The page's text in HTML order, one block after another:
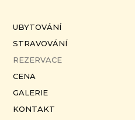
UBYTOVÁNÍ
STRAVOVÁNÍ
REZERVACE
CENA
GALERIE
KONTAKT